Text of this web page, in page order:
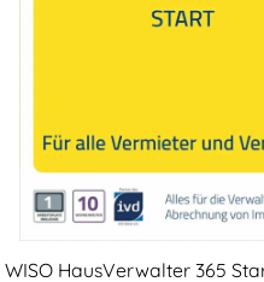
WISO HausVerwalter 365